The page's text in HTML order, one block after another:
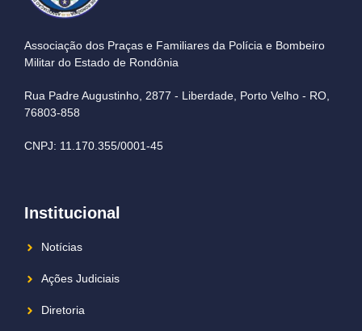
Associação dos Praças e Familiares da Polícia e Bombeiro
Militar do Estado de Rondônia
Rua Padre Augustinho, 2877 - Liberdade, Porto Velho - RO,
76803-858
CNPJ: 11.170.355/0001-45
Institucional
Notícias
Ações Judiciais
Diretoria